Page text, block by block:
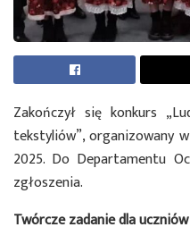
Zakończył się konkurs
tekstyliów”, organizowany
2025. Do Departamentu
zgłoszenia.
Twórcze zadanie dla